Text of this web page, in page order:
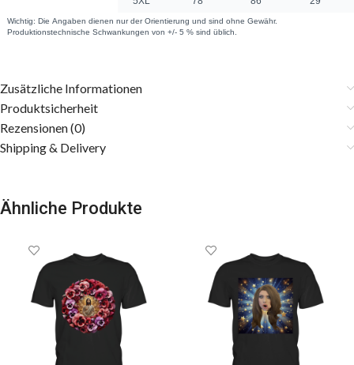
Zusätzliche Informationen
Produktsicherheit
Rezensionen (0)
Shipping & Delivery
Ähnliche Produkte